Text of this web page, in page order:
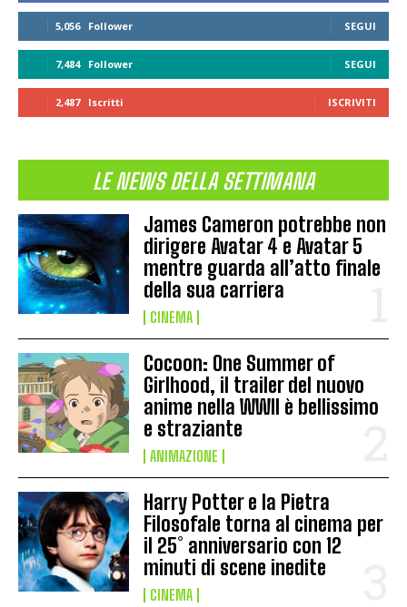
5,056 Follower SEGUI
7,484 Follower SEGUI
2,487 Iscritti ISCRIVITI
LE NEWS DELLA SETTIMANA
James Cameron potrebbe non
dirigere Avatar 4 e Avatar 5
mentre guarda all’atto finale
della sua carriera
CINEMA
Cocoon: One Summer of
Girlhood, il trailer del nuovo
anime nella WWII è bellissimo
e straziante
ANIMAZIONE
Harry Potter e la Pietra
Filosofale torna al cinema per
il 25° anniversario con 12
minuti di scene inedite
CINEMA